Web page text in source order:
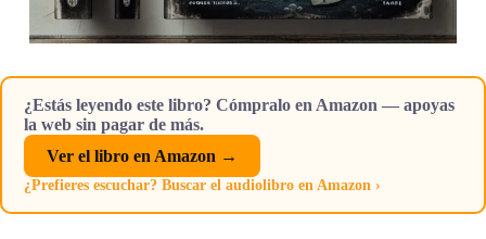
¿Estás leyendo este libro? Cómpralo en Amazon — apoyas
la web sin pagar de más.
Ver el libro en Amazon →
¿Prefieres escuchar? Buscar el audiolibro en Amazon ›